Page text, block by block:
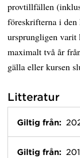
provtillfällen
föreskrifterna i den
ursprungligen varit
maximalt två år
gälla eller kursen
Litteratur
Giltig från:
Giltig från: